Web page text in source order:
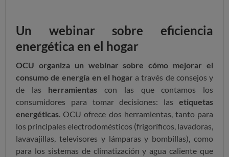
Un webinar sobre eficiencia
energética en el hogar
OCU organiza un webinar sobre cómo mejorar el
consumo de energía en el hogar a través de consejos y
de las herramientas con las que contamos los
consumidores para tomar decisiones: lasetiquetas
energéticas . OCU ofrece dos herramientas, tanto para
los principales electrodomésticos (frigoríficos, lavadoras,
lavavajillas, televisores y lámparas y bombillas), como
para los sistemas de climatización y agua caliente que